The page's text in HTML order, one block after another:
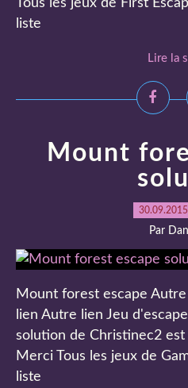
Tous les jeux de First
liste
Lire la
Mount
30.09.2015
Par
Mount forest escape
lien Autre lien Jeu
solution de Christinec2
Merci Tous les jeux de
liste